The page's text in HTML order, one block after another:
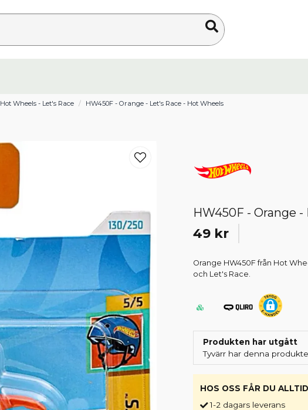
Hot Wheels - Let's Race HW450F - Orange - Let's Race - Hot Wheels
HW450F - Orange
49 kr
Orange HW450F från Hot
och Let's Race.
Produkten har utgått
Tyvärr har denna
HOS OSS FÅR DU ALLTID
1-2 dagars leverans